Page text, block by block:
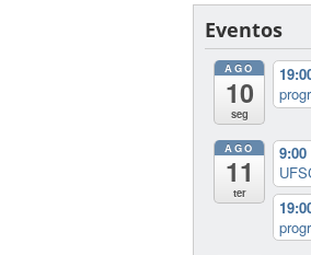
Eventos
AGO
10
seg
AGO
11
ter
9:00